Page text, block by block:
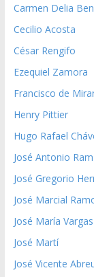
Carmen Delia
Cecilio Acosta
César Rengifo
Ezequiel Zamora
Francisco de
Henry Pittier
Hugo Rafael
José Antonio
José Gregorio
José Marcial
José María Vargas
José Martí
José Vicente